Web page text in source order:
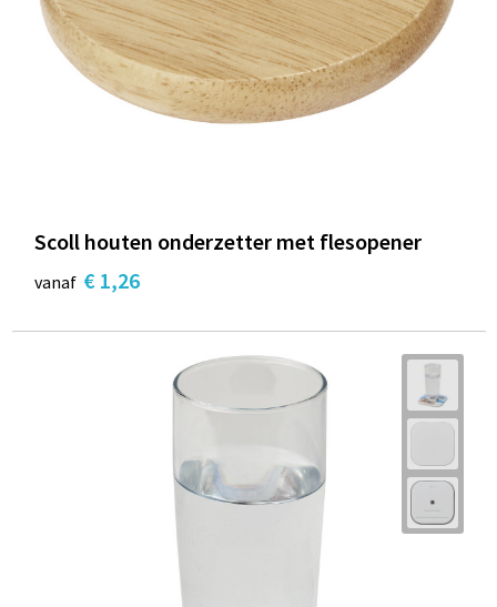
Scoll houten onderzetter met flesopener
vanaf € 1,26